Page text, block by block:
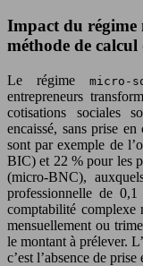
Impact du régime
méthode de calcul
Le régime micro-
entrepreneurs
cotisations sociales
encaissé, sans prise
sont par exemple de
BIC) et 22 % pour les
(micro-BNC),
professionnelle de
comptabilité complexe
mensuellement ou
le montant à prélever.
c’est l’absence de